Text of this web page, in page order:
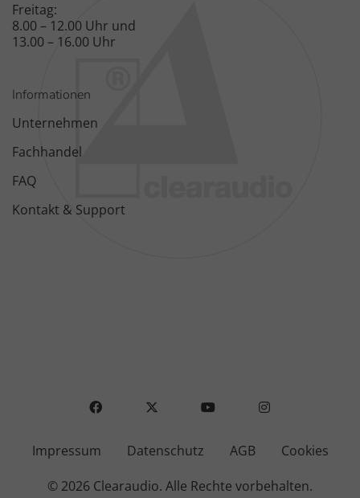
Freitag:
8.00 – 12.00 Uhr und
13.00 – 16.00 Uhr
Informationen
Unternehmen
Fachhandel
FAQ
Kontakt & Support
FACEBOOK
X YOUTUBEINSTAGRAM
Impressum Datenschutz AGB
Cookies
© 2026 Clearaudio. Alle Rechte vorbehalten.